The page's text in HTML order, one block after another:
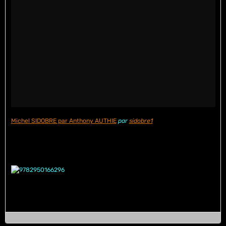
Michel SIDOBRE par Anthony AUTHIE par sidobre1